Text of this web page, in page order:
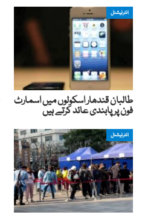
انٹرنیشنل
طالبان قندھار اسکولوں میں اسمارٹ
فون پر پابندی عائد کرتے ہیں
انٹرنیشنل